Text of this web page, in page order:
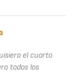
el cuarto
todos los